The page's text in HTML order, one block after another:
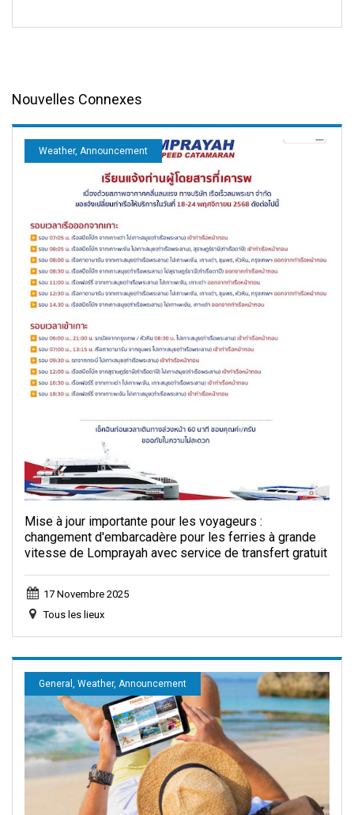
Nouvelles Connexes
Weather, Announcement
Mise à jour importante pour les voyageurs :
changement d'embarcadère pour les ferries à grande
vitesse de Lomprayah avec service de transfert gratuit
17 Novembre 2025
Tous les lieux
General, Weather, Announcement